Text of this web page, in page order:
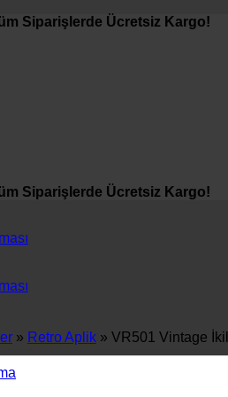
Siparişlerde Ücretsiz Kargo!
Siparişlerde Ücretsiz Kargo!
» Retro Aplik » VR501 Vintage